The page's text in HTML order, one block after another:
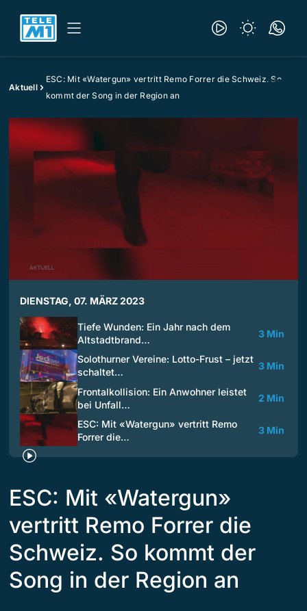
Aktuell
ESC: Mit «Watergun» vertritt Remo Forrer die Schweiz. So
kommt der Song in der Region an
DIENSTAG, 07. MÄRZ 2023
Tiefe Wunden: Ein Jahr nach dem
Altstadtbrand…
3 Min
Solothurner Vereine: Lotto-Frust – jetzt
schaltet…
3 Min
Frontalkollision: Ein Anwohner leistet
bei Unfall…
2 Min
ESC: Mit «Watergun» vertritt Remo
Forrer die…
3 Min
ESC: Mit «Watergun»
vertritt Remo Forrer die
Schweiz. So kommt der
Song in der Region an